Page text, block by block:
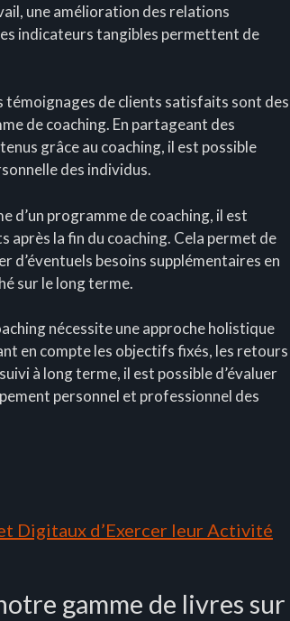
une amélioration des relations
indicateurs tangibles permettent de
témoignages de clients satisfaits sont des
de coaching. En partageant des
grâce au coaching, il est possible
des individus.
d’un programme de coaching, il est
après la fin du coaching. Cela permet de
d’éventuels besoins supplémentaires en
sur le long terme.
nécessite une approche holistique
en compte les objectifs fixés, les retours
à long terme, il est possible d’évaluer
personnel et professionnel des
Digitaux d’Exercer leur Activité
gamme de livres sur